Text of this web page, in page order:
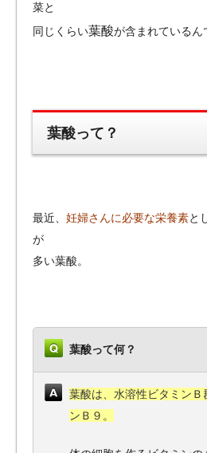
菜と
同じくらい葉酸が含まれているん
葉酸って？
最近、 妊婦さんに必要な栄養素と
が
多い葉酸。
葉酸って何？
葉酸は、水溶性ビタミンＢ
ンＢ９。